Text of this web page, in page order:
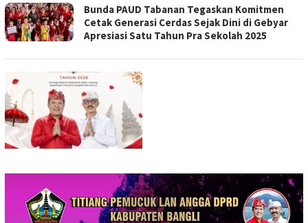
Bunda PAUD Tabanan Tegaskan Komitmen
Cetak Generasi Cerdas Sejak Dini di Gebyar
Apresiasi Satu Tahun Pra Sekolah 2025